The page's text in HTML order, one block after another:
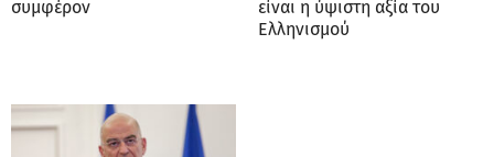
συμφέρον
είναι η ύψιστη αξία του
Ελληνισμού